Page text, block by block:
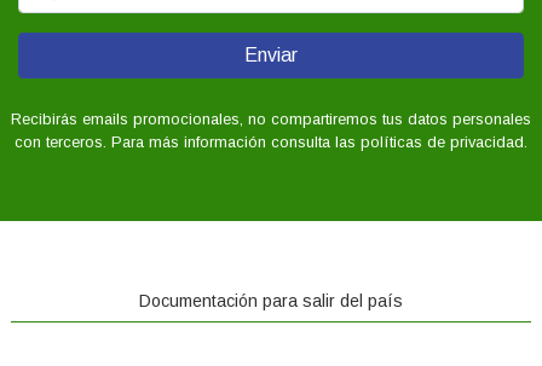
Enviar
Recibirás emails promocionales, no compartiremos tus datos personales
con terceros. Para más información consulta las políticas de privacidad.
Documentación para salir del país